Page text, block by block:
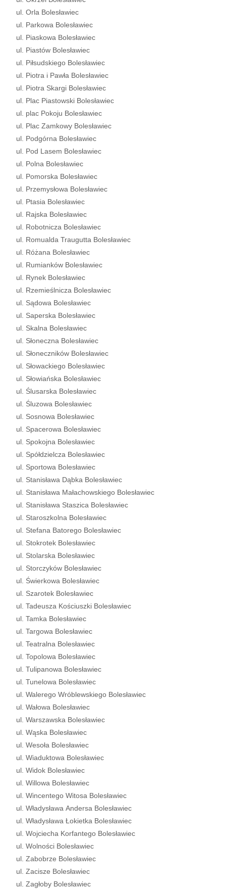
ul. Orla Bolesławiec
ul. Parkowa Bolesławiec
ul. Piaskowa Bolesławiec
ul. Piastów Bolesławiec
ul. Piłsudskiego Bolesławiec
ul. Piotra i Pawła Bolesławiec
ul. Piotra Skargi Bolesławiec
ul. Plac Piastowski Bolesławiec
ul. plac Pokoju Bolesławiec
ul. Plac Zamkowy Bolesławiec
ul. Podgórna Bolesławiec
ul. Pod Lasem Bolesławiec
ul. Polna Bolesławiec
ul. Pomorska Bolesławiec
ul. Przemysłowa Bolesławiec
ul. Ptasia Bolesławiec
ul. Rajska Bolesławiec
ul. Robotnicza Bolesławiec
ul. Romualda Traugutta Bolesławiec
ul. Różana Bolesławiec
ul. Rumianków Bolesławiec
ul. Rynek Bolesławiec
ul. Rzemieślnicza Bolesławiec
ul. Sądowa Bolesławiec
ul. Saperska Bolesławiec
ul. Skalna Bolesławiec
ul. Słoneczna Bolesławiec
ul. Słoneczników Bolesławiec
ul. Słowackiego Bolesławiec
ul. Słowiańska Bolesławiec
ul. Ślusarska Bolesławiec
ul. Śluzowa Bolesławiec
ul. Sosnowa Bolesławiec
ul. Spacerowa Bolesławiec
ul. Spokojna Bolesławiec
ul. Spółdzielcza Bolesławiec
ul. Sportowa Bolesławiec
ul. Stanisława Dąbka Bolesławiec
ul. Stanisława Małachowskiego Bolesławiec
ul. Stanisława Staszica Bolesławiec
ul. Staroszkolna Bolesławiec
ul. Stefana Batorego Bolesławiec
ul. Stokrotek Bolesławiec
ul. Stolarska Bolesławiec
ul. Storczyków Bolesławiec
ul. Świerkowa Bolesławiec
ul. Szarotek Bolesławiec
ul. Tadeusza Kościuszki Bolesławiec
ul. Tamka Bolesławiec
ul. Targowa Bolesławiec
ul. Teatralna Bolesławiec
ul. Topolowa Bolesławiec
ul. Tulipanowa Bolesławiec
ul. Tunelowa Bolesławiec
ul. Walerego Wróblewskiego Bolesławiec
ul. Wałowa Bolesławiec
ul. Warszawska Bolesławiec
ul. Wąska Bolesławiec
ul. Wesoła Bolesławiec
ul. Wiaduktowa Bolesławiec
ul. Widok Bolesławiec
ul. Willowa Bolesławiec
ul. Wincentego Witosa Bolesławiec
ul. Władysława Andersa Bolesławiec
ul. Władysława Łokietka Bolesławiec
ul. Wojciecha Korfantego Bolesławiec
ul. Wolności Bolesławiec
ul. Zabobrze Bolesławiec
ul. Zacisze Bolesławiec
ul. Zagłoby Bolesławiec